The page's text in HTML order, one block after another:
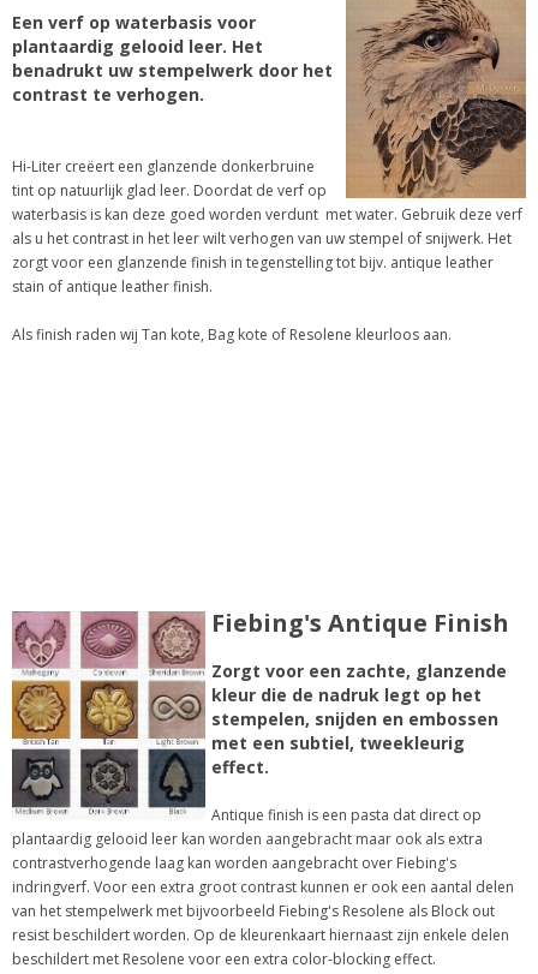
Een verf op waterbasis voor
plantaardig gelooid leer. Het
benadrukt uw stempelwerk door het
contrast te verhogen.
Hi-Liter creëert een glanzende donkerbruine
tint op natuurlijk glad leer. Doordat de verf op
waterbasis is kan deze goed worden verdunt met water. Gebruik deze verf
als u het contrast in het leer wilt verhogen van uw stempel of snijwerk. Het
zorgt voor een glanzende finish in tegenstelling tot bijv. antique leather
stain of antique leather finish.
Als finish raden wij Tan kote, Bag kote of Resolene kleurloos aan.
Fiebing's Antique Finish
Zorgt voor een zachte, glanzende
kleur die de nadruk legt op het
stempelen, snijden en embossen
met een subtiel, tweekleurig
effect.
Antique finish is een pasta dat direct op
plantaardig gelooid leer kan worden aangebracht maar ook als extra
contrastverhogende laag kan worden aangebracht over Fiebing's
indringverf. Voor een extra groot contrast kunnen er ook een aantal delen
van het stempelwerk met bijvoorbeeld Fiebing's Resolene als Block out
resist beschildert worden. Op de kleurenkaart hiernaast zijn enkele delen
beschildert met Resolene voor een extra color-blocking effect.